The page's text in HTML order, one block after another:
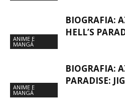
ANIME E
MANGÁ
BIOGRAFIA:
HELL’S
ANIME E
MANGÁ
BIOGRAFIA:
PARADISE: